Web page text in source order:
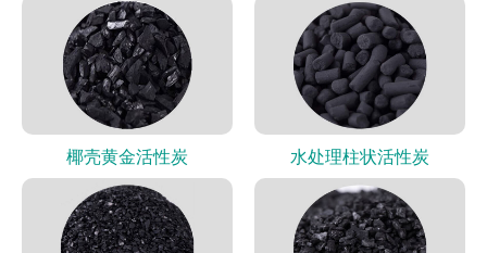
椰壳黄金活性炭 水处理柱状活性炭